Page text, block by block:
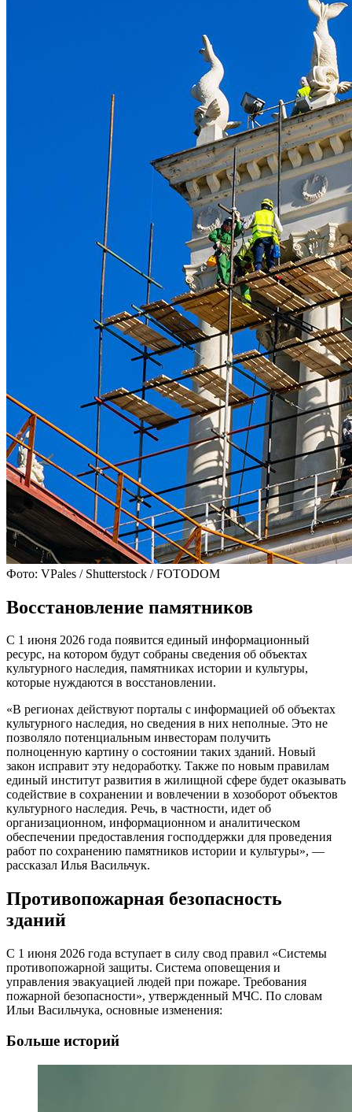
Фото: VPales / Shutterstock / FOTODOM
Восстановление памятников
С 1 июня 2026 года появится единый информационный
ресурс, на котором будут собраны сведения об объектах
культурного наследия, памятниках истории и культуры,
которые нуждаются в восстановлении.
«В регионах действуют порталы с информацией об объектах
культурного наследия, но сведения в них неполные. Это не
позволяло потенциальным инвесторам получить
полноценную картину о состоянии таких зданий. Новый
закон исправит эту недоработку. Также по новым правилам
единый институт развития в жилищной сфере будет оказывать
содействие в сохранении и вовлечении в хозоборот объектов
культурного наследия. Речь, в частности, идет об
организационном, информационном и аналитическом
обеспечении предоставления господдержки для проведения
работ по сохранению памятников истории и культуры», —
рассказал Илья Васильчук.
Противопожарная безопасность
зданий
С 1 июня 2026 года вступает в силу свод правил «Системы
противопожарной защиты. Система оповещения и
управления эвакуацией людей при пожаре. Требования
пожарной безопасности», утвержденный МЧС. По словам
Ильи Васильчука, основные изменения:
Больше историй